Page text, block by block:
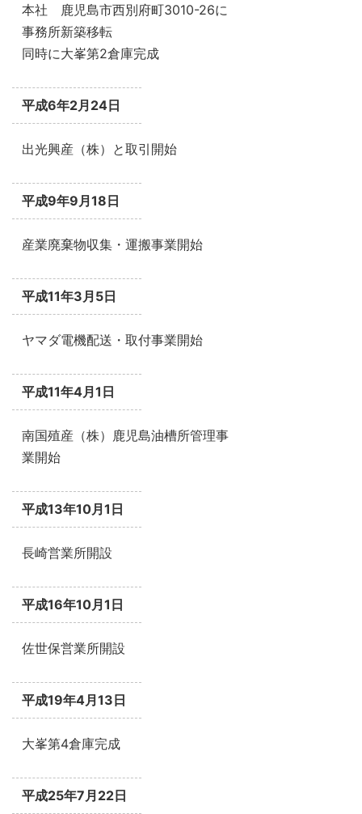
本社 鹿児島市西別府町3010-26に
事務所新築移転
同時に大峯第2倉庫完成
平成6年2月24日
出光興産（株）と取引開始
平成9年9月18日
産業廃棄物収集・運搬事業開始
平成11年3月5日
ヤマダ電機配送・取付事業開始
平成11年4月1日
南国殖産（株）鹿児島油槽所管理事
業開始
平成13年10月1日
長崎営業所開設
平成16年10月1日
佐世保営業所開設
平成19年4月13日
大峯第4倉庫完成
平成25年7月22日